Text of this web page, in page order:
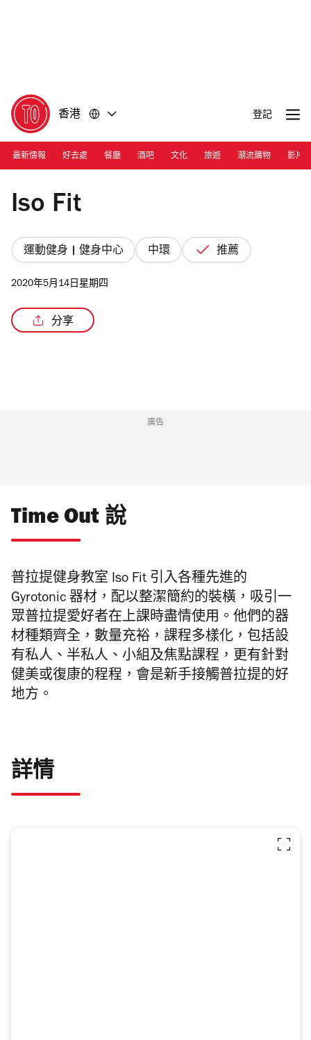
香港 登記
最新情報 好去處 餐廳 酒吧 文化 旅遊 潮流購物 影片
Photograph: Courtesy Iso Fit
Iso Fit
運動健身 | 健身中心 中環 推薦
2020年5月14日星期四
分享
廣告
Time Out 說
普拉提健身教室 Iso Fit 引入各種先進的
Gyrotonic 器材，配以整潔簡約的裝橫，吸引一
眾普拉提愛好者在上課時盡情使用。他們的器
材種類齊全，數量充裕，課程多樣化，包括設
有私人、半私人、小組及焦點課程，更有針對
健美或復康的程程，會是新手接觸普拉提的好
地方。
詳情